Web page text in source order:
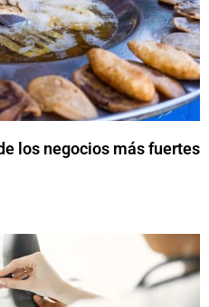
los negocios más fuertes